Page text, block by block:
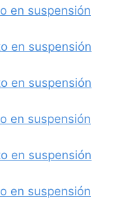
en suspensión
en suspensión
en suspensión
en suspensión
en suspensión
en suspensión